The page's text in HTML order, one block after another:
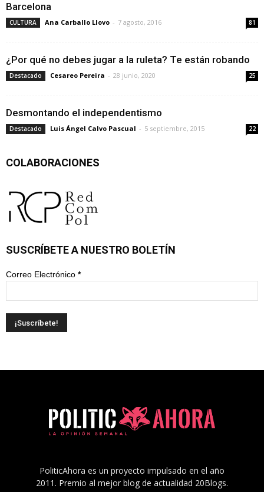
Barcelona
CULTURA Ana Carballo Llovo - 7 agosto, 2016 81
¿Por qué no debes jugar a la ruleta? Te están robando
Destacado Cesareo Pereira - 28 junio, 2020 25
Desmontando el independentismo
Destacado Luis Ángel Calvo Pascual - 5 septiembre, 2015 22
COLABORACIONES
SUSCRÍBETE A NUESTRO BOLETÍN
Correo Electrónico *
PoliticAhora es un proyecto impulsado en el año
2011. Premio al mejor blog de actualidad 20Blogs.